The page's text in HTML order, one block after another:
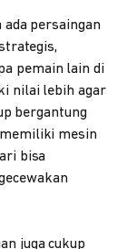
ada persaingan
pemain lain di
nilai lebih agar
bergantung
mesin
bisa
juga cukup